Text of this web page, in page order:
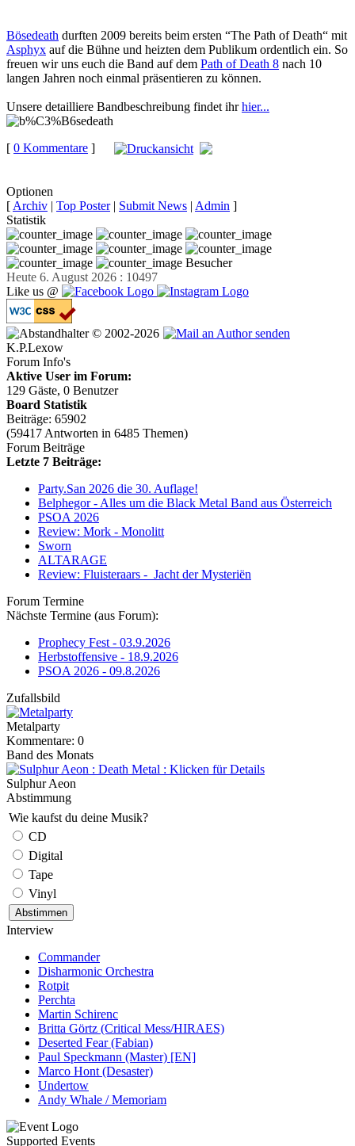
Bösedeath durften 2009 bereits beim ersten “The Path of Death“ mit
Asphyx auf die Bühne und heizten dem Publikum ordentlich ein. So
freuen wir uns euch die Band auf dem Path of Death 8 nach 10
langen Jahren noch einmal präsentieren zu können.
Unsere detailliere Bandbeschreibung findet ihrhier...
[ 0 Kommentare ]
Optionen
[ Archiv | Top Poster| Submit News | Admin ]
Statistik
Besucher
Heute 6. August 2026 : 10497
Like us @
© 2002-2026
K.P.Lexow
Forum Info's
Aktive User im Forum:
129 Gäste, 0 Benutzer
Board Statistik
Beiträge: 65902
(59417 Antworten in 6485 Themen)
Forum Beiträge
Letzte 7 Beiträge:
Party.San 2026 die 30. Auflage!
Belphegor - Alles um die Black Metal Band aus Österreich
PSOA 2026
Review: Mork - Monolitt
Sworn
ALTARAGE
Review: Fluisteraars - Jacht der Mysteriën
Forum Termine
Nächste Termine (aus Forum):
Prophecy Fest - 03.9.2026
Herbstoffensive - 18.9.2026
PSOA 2026 - 09.8.2026
Zufallsbild
Metalparty
Kommentare: 0
Band des Monats
Sulphur Aeon
Abstimmung
Wie kaufst du deine Musik?
CD
Digital
Tape
Vinyl
Interview
Commander
Disharmonic Orchestra
Rotpit
Perchta
Martin Schirenc
Britta Görtz (Critical Mess/HIRAES)
Deserted Fear (Fabian)
Paul Speckmann (Master) [EN]
Marco Hont (Desaster)
Undertow
Andy Whale / Memoriam
Supported Events